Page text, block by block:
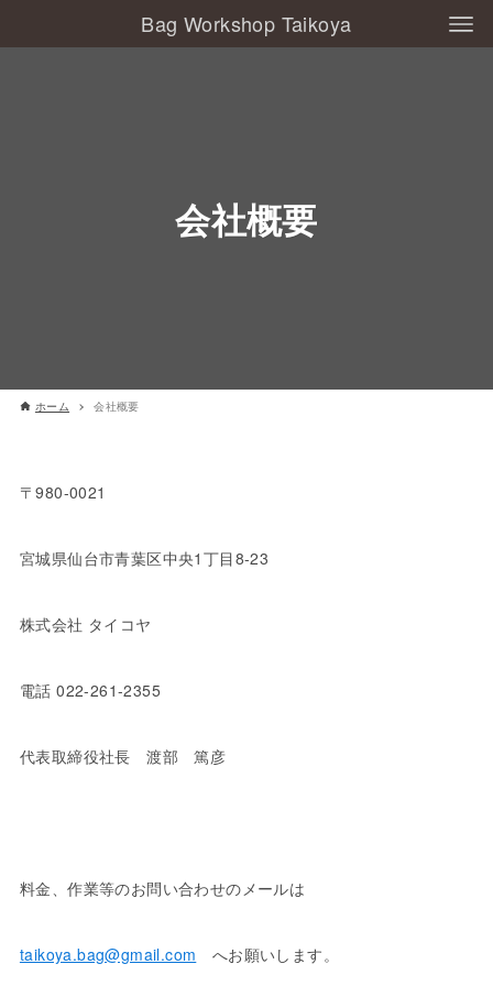
Bag Workshop Taikoya
会社概要
ホーム 会社概要
〒980-0021
宮城県仙台市青葉区中央1丁目8-23
株式会社 タイコヤ
電話 022-261-2355
代表取締役社長 渡部 篤彦
料金、作業等のお問い合わせのメールは
taikoya.bag@gmail.com へお願いします。